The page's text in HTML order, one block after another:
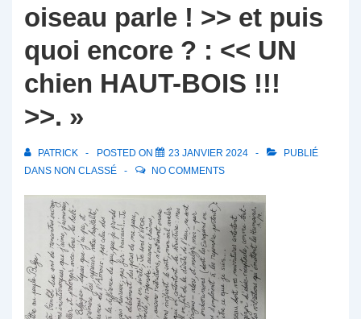
oiseau parle ! >> et puis
quoi encore ? : << UN
chien HAUT-BOIS !!!
>>. »
PATRICK POSTED ON 23 JANVIER 2024
PUBLIÉ
DANS NON CLASSÉ NO COMMENTS